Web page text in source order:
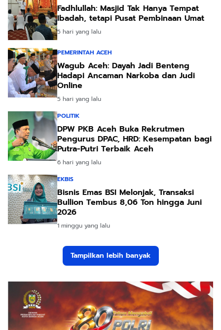
Fadhlullah: Masjid Tak Hanya Tempat
Ibadah, tetapi Pusat Pembinaan Umat
5 hari yang lalu
PEMERINTAH ACEH
Wagub Aceh: Dayah Jadi Benteng
Hadapi Ancaman Narkoba dan Judi
Online
5 hari yang lalu
POLITIK
DPW PKB Aceh Buka Rekrutmen
Pengurus DPAC, HRD: Kesempatan bagi
Putra-Putri Terbaik Aceh
6 hari yang lalu
EKBIS
Bisnis Emas BSI Melonjak, Transaksi
Bullion Tembus 8,06 Ton hingga Juni
2026
1 minggu yang lalu
Tampilkan lebih banyak